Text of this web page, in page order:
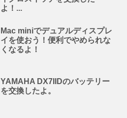
よ！...
Mac miniでデュアルディスプレ
イを使おう！便利でやめられな
くなるよ！
YAMAHA DX7IIDのバッテリー
を交換したよ。